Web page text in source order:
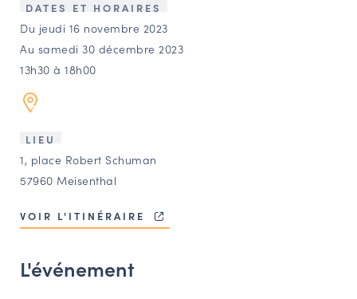
LES ACTIONS PHARES
CONTACT
Agenda
Annuaire
Ressources
OFFRES D’EMPLOI ET DE STAGE
OUTILS EN LIGNE
DATES ET HORAIRES
Du jeudi 16 novembre 2023
Au samedi 30 décembre 2023
13h30 à 18h00
LIEU
1, place Robert Schuman
57960 Meisenthal
VOIR L'ITINÉRAIRE
L'événement